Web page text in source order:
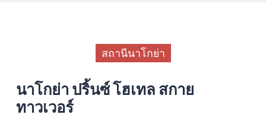
สถานีนาโกย่า
นาโกย่า ปริ้นซ์ โฮเทล สกาย
ทาวเวอร์